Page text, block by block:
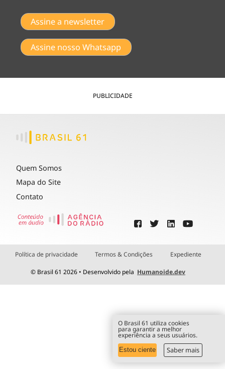
Assine a newsletter
Assine nosso Whatsapp
PUBLICIDADE
Quem Somos
Mapa do Site
Contato
Política de privacidade Termos & Condições Expediente
© Brasil 61 2026 • Desenvolvido pela Humanoide.dev
O Brasil 61 utiliza cookies
para garantir a melhor
experiência a seus usuários.
Estou ciente Saber mais